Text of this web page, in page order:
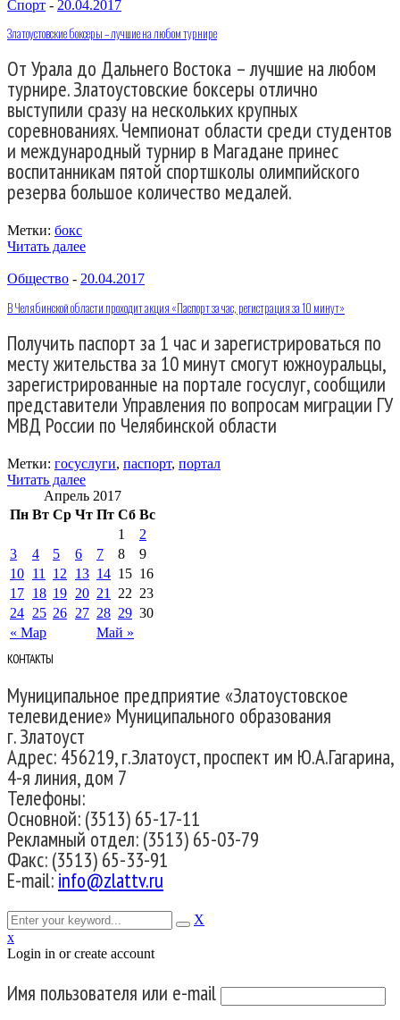
Спорт - 20.04.2017
Златоустовские боксеры – лучшие на любом турнире
От Урала до Дальнего Востока – лучшие на любом
турнире. Златоустовские боксеры отлично
выступили сразу на нескольких крупных
соревнованиях. Чемпионат области среди студентов
и международный турнир в Магадане принес
воспитанникам пятой спортшколы олимпийского
резерва большое количество медалей.
Метки: бокс
Читать далее
Общество - 20.04.2017
В Челябинской области проходит акция «Паспорт за час, регистрация за 10 минут»
Получить паспорт за 1 час и зарегистрироваться по
месту жительства за 10 минут смогут южноуральцы,
зарегистрированные на портале госуслуг, сообщили
представители Управления по вопросам миграции ГУ
МВД России по Челябинской области
Метки: госуслуги, паспорт, портал
Читать далее
Апрель 2017
Пн Вт Ср Чт Пт Сб Вс
« Мар Май »
1
2
3
4 5 6 7 8
9
10 11 12 13 14 15 16
17 18 19 20 21 22 23
24 25 26 27 28 29 30
КОНТАКТЫ
Муниципальное предприятие «Златоустовское
телевидение» Муниципального образования
г. Златоуст
Адрес: 456219, г.Златоуст, проспект им Ю.А.Гагарина,
4-я линия, дом 7
Телефоны:
Основной: (3513) 65-17-11
Рекламный отдел: (3513) 65-03-79
Факс: (3513) 65-33-91
E-mail:info@zlattv.ru
X
x
Login in or create account
Имя пользователя или e-mail